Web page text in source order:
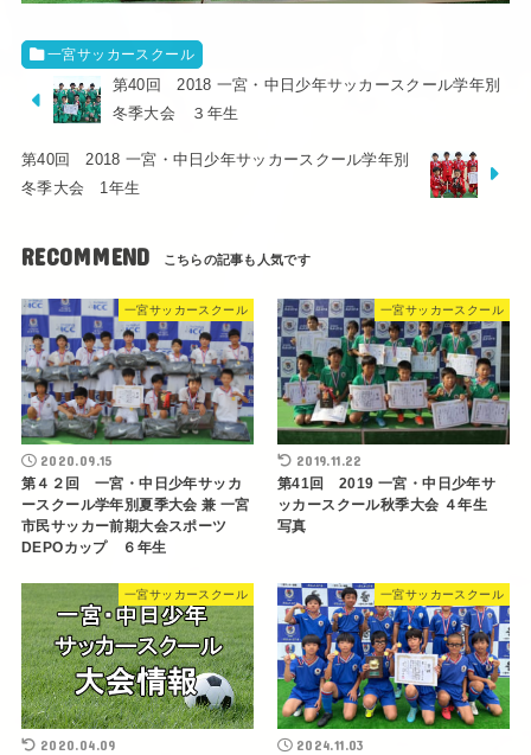
一宮サッカースクール
第40回 2018 一宮・中日少年サッカースクール学年別
冬季大会 ３年生
第40回 2018 一宮・中日少年サッカースクール学年別
冬季大会 1年生
RECOMMEND
一宮サッカースクール
2020.09.15
第４２回 一宮・中日少年サッカ
ースクール学年別夏季大会 兼 一宮
市民サッカー前期大会スポーツ
DEPOカップ ６年生
一宮サッカースクール
2019.11.22
第41回 2019 一宮・中日少年サ
ッカースクール秋季大会 ４年生
写真
一宮サッカースクール
2020.04.09
一宮サッカースクール
2024.11.03